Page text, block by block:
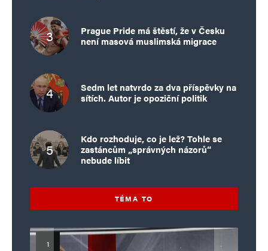
Prague Pride má štěstí, že v Česku
není masová muslimská migrace
Sedm let natvrdo za dva příspěvky na
sítích. Autor je opoziční politik
Kdo rozhoduje, co je lež? Tohle se
zastáncům „správných názorů“
nebude líbit
TÉMA TO